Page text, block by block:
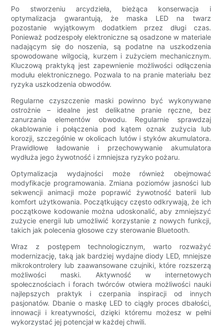
Po stworzeniu arcydzieła, bieżąca konserwacja i
optymalizacja gwarantują, że maska ​​LED na twarz
pozostanie wyjątkowym dodatkiem przez długi czas.
Ponieważ podzespoły elektroniczne są osadzone w materiale
nadającym się do noszenia, są podatne na uszkodzenia
spowodowane wilgocią, kurzem i zużyciem mechanicznym.
Kluczową praktyką jest zapewnienie możliwości odłączenia
modułu elektronicznego. Pozwala to na pranie materiału bez
ryzyka uszkodzenia obwodów.
Regularne czyszczenie maski powinno być wykonywane
ostrożnie – idealne jest delikatne pranie ręczne, bez
zanurzania elementów obwodu. Regularnie sprawdzaj
okablowanie i połączenia pod kątem oznak zużycia lub
korozji, szczególnie w okolicach lutów i styków akumulatora.
Prawidłowe ładowanie i przechowywanie akumulatora
wydłuża jego żywotność i zmniejsza ryzyko pożaru.
Optymalizacja wydajności może również obejmować
modyfikacje programowania. Zmiana poziomów jasności lub
sekwencji animacji może poprawić żywotność baterii lub
komfort użytkowania. Początkujący często odkrywają, że ich
początkowe kodowanie można udoskonalić, aby zmniejszyć
zużycie energii lub umożliwić korzystanie z nowych funkcji,
takich jak polecenia głosowe czy sterowanie Bluetooth.
Wraz z postępem technologicznym, warto rozważyć
modernizację, taką jak bardziej wydajne diody LED, mniejsze
mikrokontrolery lub zaawansowane czujniki, które rozszerzą
możliwości maski. Aktywność w internetowych
społecznościach i forach twórców otwiera możliwości nauki
najlepszych praktyk i czerpania inspiracji od innych
pasjonatów. Dbanie o maskę LED to ciągły proces dbałości,
innowacji i kreatywności, dzięki któremu możesz w pełni
wykorzystać jej potencjał w każdej chwili.